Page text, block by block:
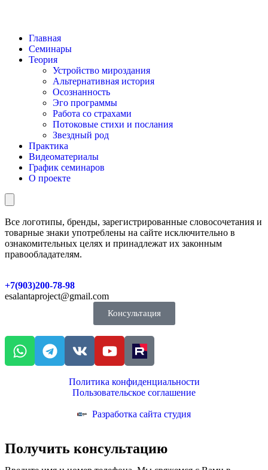
Главная
Семинары
Теория
Устройство мироздания
Альтернативная история
Осознанность
Эго программы
Работа со страхами
Потоковые стихи и послания
Звездный род
Практика
Видеоматериалы
График семинаров
О проекте
Все логотипы, бренды, зарегистрированные словосочетания и
товарные знаки употреблены на сайте исключительно в
ознакомительных целях и принадлежат их законным
правообладателям.
+7(903)200-78-98
esalantaproject@gmail.com
Консультация
Политика конфиденциальности
Пользовательское соглашение
Разработка сайта студия
Получить консультацию